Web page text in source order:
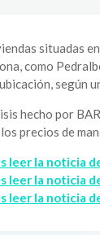
situadas
como
según
hecho por
precios de
leer la noticia
leer la noticia
leer la noticia